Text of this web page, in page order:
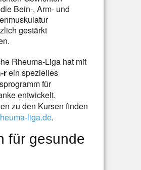
Bein-, Arm- und
gestärkt
Rheuma-Liga hat mit
rein spezielles
für
entwickelt.
zu den Kursen finden
liga.de.
für gesunde